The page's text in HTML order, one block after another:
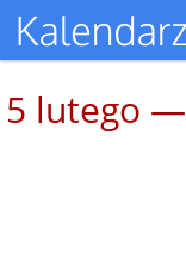
5 lutego